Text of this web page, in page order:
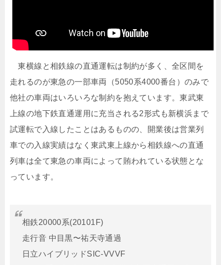
東横線と相鉄線の直通運転は制約が多く、全区間を
走れるのが東急の一部車両（5050系4000番台）のみで
他社の車両はいろいろな制約を抱えています。東武東
上線の地下鉄直通運用に充当される2形式も新横浜まで
試運転で入線したことはあるものの、開業後は営業列
車での入線実績はなく東武東上線から相鉄線への直通
列車は全て東急の車両によって賄われている状態とな
っています。
相鉄20000系(20101F)
走行音 中目黒〜祐天寺通過
日立ハイブリッドSIC-VVVF